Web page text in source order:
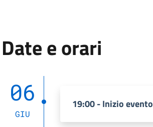
Date e orari
06
GIU
19:00 - Inizio evento